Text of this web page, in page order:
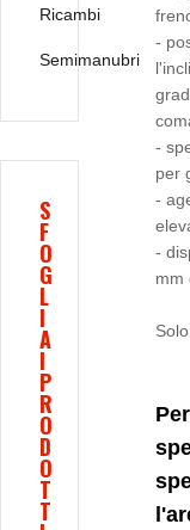
-
-
per
-
-
mm
Ricambi
Semimanubri
S
F
O
G
L
I
A
I
P
R
O
D
O
T
T